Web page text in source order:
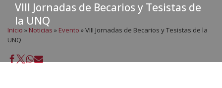
VIII Jornadas de Becarios y Tesistas de
la UNQ
Inicio » Noticias » Evento »VIII Jornadas de Becarios y Tesistas de la
UNQ